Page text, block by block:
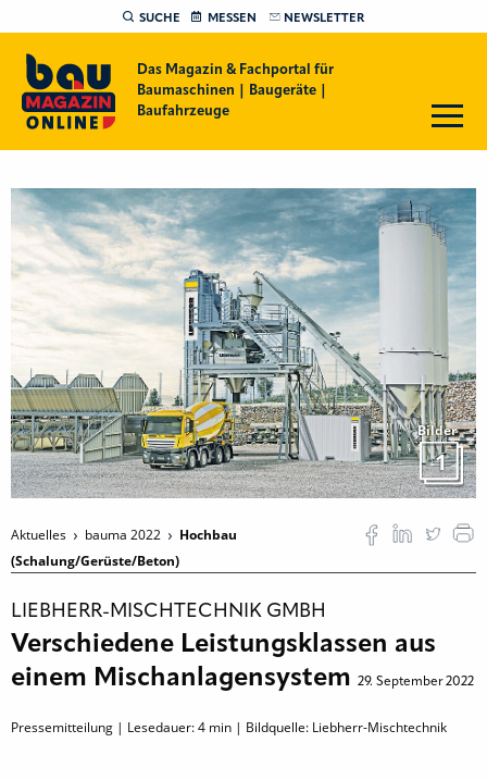
SUCHE MESSEN NEWSLETTER
Das Magazin & Fachportal für
Baumaschinen | Baugeräte |
Baufahrzeuge
Bilder
1
Aktuelles bauma 2022
Hochbau
(Schalung/Gerüste/Beton)
LIEBHERR-MISCHTECHNIK GMBH
Verschiedene Leistungsklassen aus
einem Mischanlagensystem 29. September 2022
Pressemitteilung | Lesedauer:4 min | Bildquelle: Liebherr-Mischtechnik